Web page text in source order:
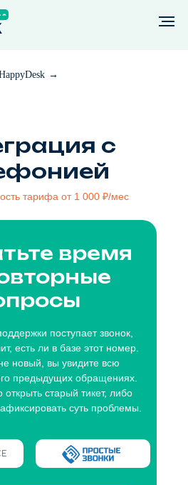
Возможности
→
тарифа от 1 000 ₽/мес
с
время
поступает звонок,
есть ли в базе этот номер.
новый, вы увидите всю
предыдущих обращениях.
старый тикет, либо
суть проблемы.